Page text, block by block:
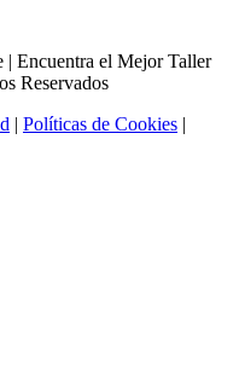
Encuentra el Mejor Taller
Reservados
| Políticas de Cookies |